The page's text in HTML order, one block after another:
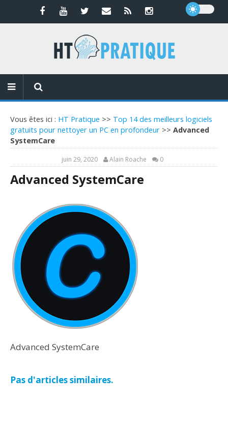
Vous êtes ici : HT Pratique >> Top 14 des meilleurs logiciels
gratuits pour nettoyer un PC en profondeur >> Advanced
SystemCare
juin 29, 2020 Alain Roache 0
Advanced SystemCare
Advanced SystemCare
Pas d'articles similaires.